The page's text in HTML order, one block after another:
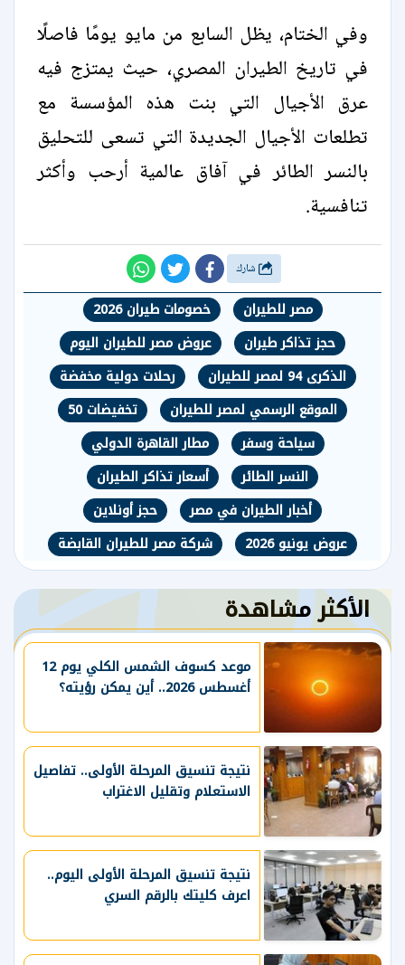
وفي الختام، يظل السابع من مايو يومًا فاصلًا
في تاريخ الطيران المصري، حيث يمتزج فيه
عرق الأجيال التي بنت هذه المؤسسة مع
تطلعات الأجيال الجديدة التي تسعى للتحليق
بالنسر الطائر في آفاق عالمية أرحب وأكثر
تنافسية.
مصر للطيران
خصومات طيران 2026
حجز تذاكر طيران
عروض مصر للطيران اليوم
الذكرى 94 لمصر للطيران
رحلات دولية مخفضة
الموقع الرسمي لمصر للطيران
تخفيضات 50
سياحة وسفر
مطار القاهرة الدولي
النسر الطائر
أسعار تذاكر الطيران
أخبار الطيران في مصر
حجز أونلاين
عروض يونيو 2026
شركة مصر للطيران القابضة
الأكثر مشاهدة
موعد كسوف الشمس الكلي يوم 12
أغسطس 2026.. أين يمكن رؤيته؟
نتيجة تنسيق المرحلة الأولى.. تفاصيل
الاستعلام وتقليل الاغتراب
نتيجة تنسيق المرحلة الأولى اليوم..
اعرف كليتك بالرقم السري